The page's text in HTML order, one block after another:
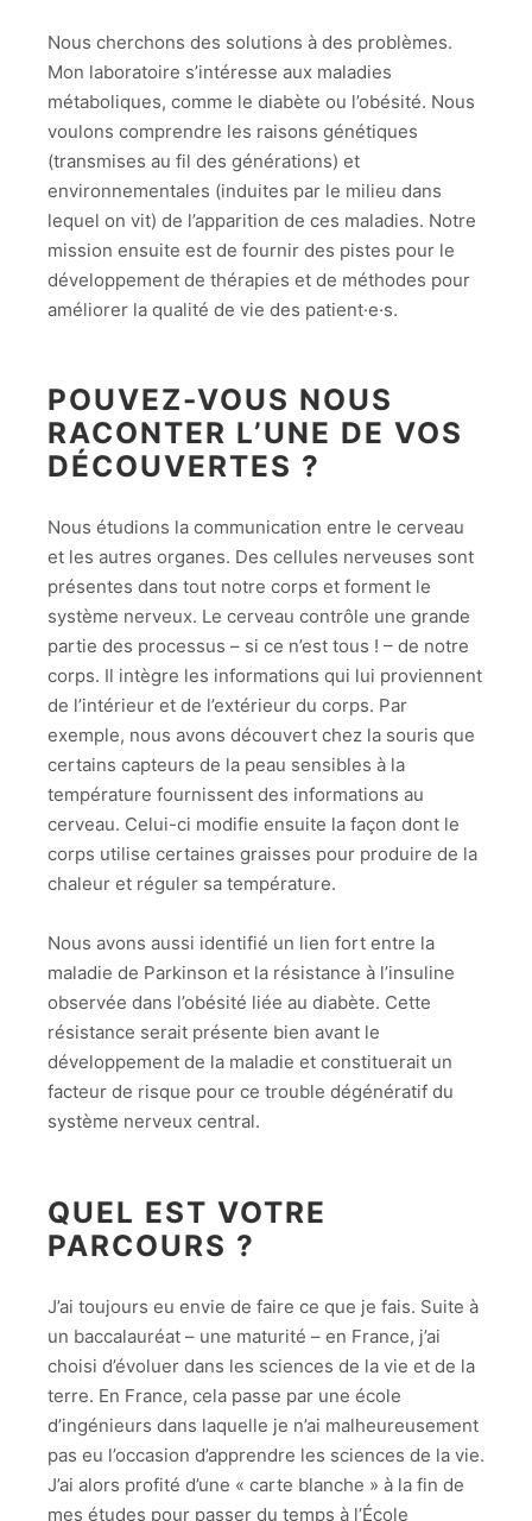
Nous cherchons des solutions à des problèmes.
Mon laboratoire s’intéresse aux maladies
métaboliques, comme le diabète ou l’obésité. Nous
voulons comprendre les raisons génétiques
(transmises au fil des générations) et
environnementales (induites par le milieu dans
lequel on vit) de l’apparition de ces maladies. Notre
mission ensuite est de fournir des pistes pour le
développement de thérapies et de méthodes pour
améliorer la qualité de vie des patient·e·s.
POUVEZ-VOUS NOUS
RACONTER L’UNE DE VOS
DÉCOUVERTES ?
Nous étudions la communication entre le cerveau
et les autres organes. Des cellules nerveuses sont
présentes dans tout notre corps et forment le
système nerveux. Le cerveau contrôle une grande
partie des processus – si ce n’est tous ! – de notre
corps. Il intègre les informations qui lui proviennent
de l’intérieur et de l’extérieur du corps. Par
exemple, nous avons découvert chez la souris que
certains capteurs de la peau sensibles à la
température fournissent des informations au
cerveau. Celui-ci modifie ensuite la façon dont le
corps utilise certaines graisses pour produire de la
chaleur et réguler sa température.
Nous avons aussi identifié un lien fort entre la
maladie de Parkinson et la résistance à l’insuline
observée dans l’obésité liée au diabète. Cette
résistance serait présente bien avant le
développement de la maladie et constituerait un
facteur de risque pour ce trouble dégénératif du
système nerveux central.
QUEL EST VOTRE
PARCOURS ?
J’ai toujours eu envie de faire ce que je fais. Suite à
un baccalauréat – une maturité – en France, j’ai
choisi d’évoluer dans les sciences de la vie et de la
terre. En France, cela passe par une école
d’ingénieurs dans laquelle je n’ai malheureusement
pas eu l’occasion d’apprendre les sciences de la vie.
J’ai alors profité d’une « carte blanche » à la fin de
mes études pour passer du temps à l’École